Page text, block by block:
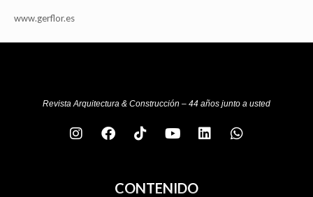
www.gerflor.es
Revista Arquitectura & Construcción – 44 años junto a usted
CONTENIDO